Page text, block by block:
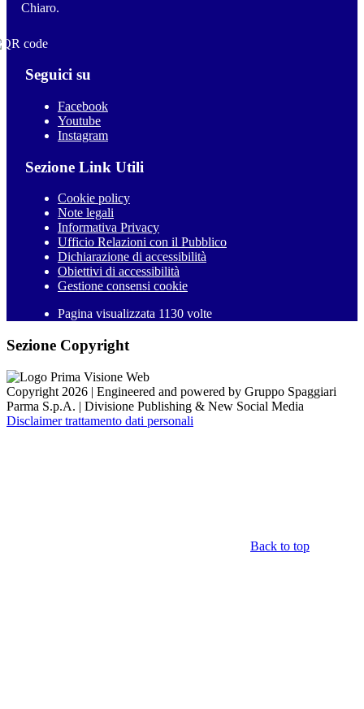
Chiaro.
Seguici su
Facebook
Youtube
Instagram
Sezione Link Utili
Cookie policy
Note legali
Informativa Privacy
Ufficio Relazioni con il Pubblico
Dichiarazione di accessibilità
Obiettivi di accessibilità
Gestione consensi cookie
Pagina visualizzata 1130 volte
Sezione Copyright
Copyright 2026 | Engineered and powered by Gruppo Spaggiari
Parma S.p.A. | Divisione Publishing & New Social Media
Disclaimer trattamento dati personali
Back to top